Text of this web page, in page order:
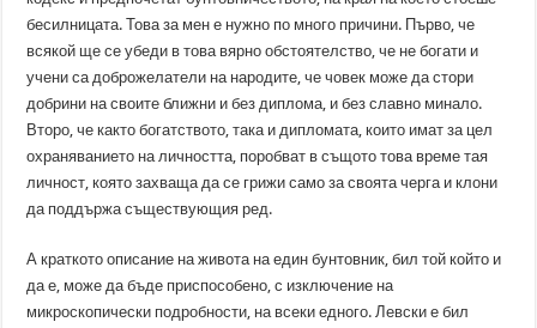
бесилницата. Това за мен е нужно по много причини. Първо, че
всякой ще се убеди в това вярно обстоятелство, че не богати и
учени са доброжелатели на народите, че човек може да стори
добрини на своите ближни и без диплома, и без славно минало.
Второ, че както богатството, така и дипломата, които имат за цел
охраняванието на личността, поробват в същото това време тая
личност, която захваща да се грижи само за своята черга и клони
да поддържа съществующия ред.
А краткото описание на живота на един бунтовник, бил той който и
да е, може да бъде приспособено, с изключение на
микроскопически подробности, на всеки едного. Левски е бил